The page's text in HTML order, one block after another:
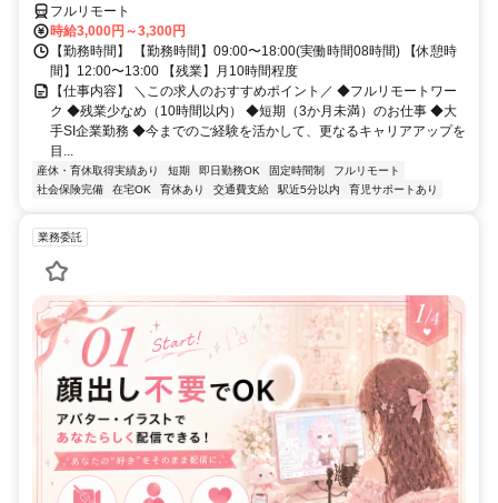
を目指せます
フルリモート
時給3,000円～3,300円
【勤務時間】 【勤務時間】09:00〜18:00(実働時間08時間) 【休憩時
間】12:00〜13:00 【残業】月10時間程度
【仕事内容】 ＼この求人のおすすめポイント／ ◆フルリモートワー
ク ◆残業少なめ（10時間以内） ◆短期（3か月未満）のお仕事 ◆大
手SI企業勤務 ◆今までのご経験を活かして、更なるキャリアアップを
目...
産休・育休取得実績あり 短期 即日勤務OK 固定時間制
フルリモート
社会保険完備
在宅OK 育休あり 交通費支給 駅近5分以内 育児サポートあり
業務委託